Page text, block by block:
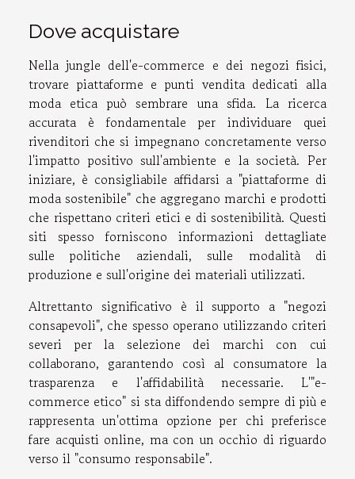
Dove acquistare
Nella jungle dell'e-commerce e dei negozi fisici,
trovare piattaforme e punti vendita dedicati alla
moda etica può sembrare una sfida. La ricerca
accurata è fondamentale per individuare quei
rivenditori che si impegnano concretamente verso
l'impatto positivo sull'ambiente e la società. Per
iniziare, è consigliabile affidarsi a "piattaforme di
moda sostenibile" che aggregano marchi e prodotti
che rispettano criteri etici e di sostenibilità. Questi
siti spesso forniscono informazioni dettagliate
sulle politiche aziendali, sulle modalità di
produzione e sull'origine dei materiali utilizzati.
Altrettanto significativo è il supporto a "negozi
consapevoli", che spesso operano utilizzando criteri
severi per la selezione dei marchi con cui
collaborano, garantendo così al consumatore la
trasparenza e l'affidabilità necessarie. L'"e-
commerce etico" si sta diffondendo sempre di più e
rappresenta un'ottima opzione per chi preferisce
fare acquisti online, ma con un occhio di riguardo
verso il "consumo responsabile".